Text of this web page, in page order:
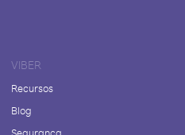
VIBER
Recursos
Blog